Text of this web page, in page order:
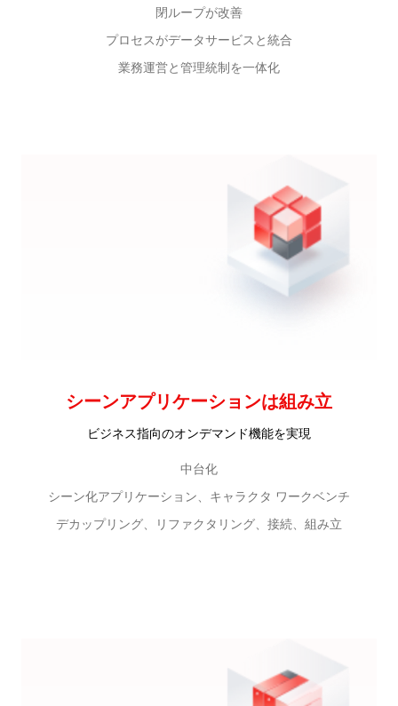
閉ループが改善
プロセスがデータサービスと統合
業務運営と管理統制を一体化
シーンアプリケーションは組み立
ビジネス指向のオンデマンド機能を実現
中台化
シーン化アプリケーション、キャラクタ ワークベンチ
デカップリング、リファクタリング、接続、組み立